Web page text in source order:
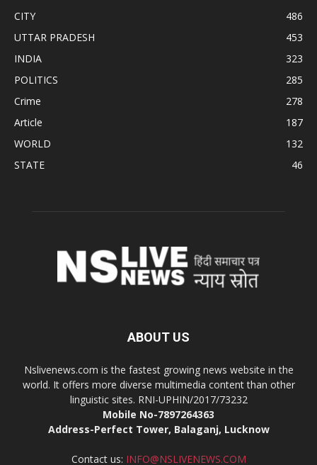
CITY
486
UTTAR PRADESH
453
INDIA
323
POLITICS
285
Crime
278
Article
187
WORLD
132
STATE
46
ABOUT US
Nslivenews.com is the fastest growing news website in the
world. It offers more diverse multimedia content than other
linguistic sites. RNI-UPHIN/2017/73232
Mobile No-7897264363
Address-Perfect Tower, Balaganj, Lucknow
Contact us: INFO@NSLIVENEWS.COM